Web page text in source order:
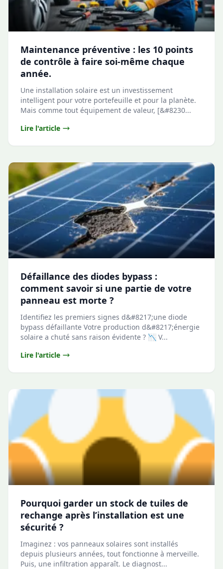
Maintenance préventive : les 10 points
de contrôle à faire soi-même chaque
année.
Une installation solaire est un investissement
intelligent pour votre portefeuille et pour la planète.
Mais comme tout équipement de valeur, [&#8230...
Lire l'article
Défaillance des diodes bypass :
comment savoir si une partie de votre
panneau est morte ?
Identifiez les premiers signes d&#8217;une diode
bypass défaillante Votre production d&#8217;énergie
solaire a chuté sans raison évidente ? 📉 V...
Lire l'article
Pourquoi garder un stock de tuiles de
rechange après l’installation est une
sécurité ?
Imaginez : vos panneaux solaires sont installés
depuis plusieurs années, tout fonctionne à merveille.
Puis, une infiltration apparaît. Le diagnost...